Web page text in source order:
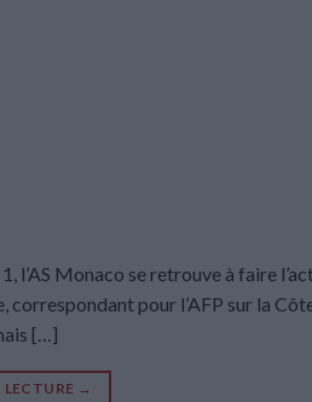
l’AS Monaco se retrouve à faire
pour l’AFP sur la
[…]
→